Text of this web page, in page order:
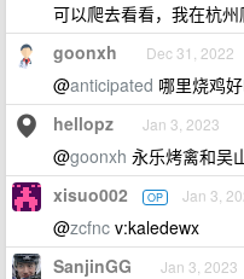
可以爬去看看，我在杭
goonxh Dec 31, 2022
@anticipated 哪里烧鸡
hellopz Jan 3, 2023
@goonxh 永乐烤禽和吴
xisuo002 OP Jan 3,
@zcfnc v:kaledewx
SanjinGG Jan 3, 2023